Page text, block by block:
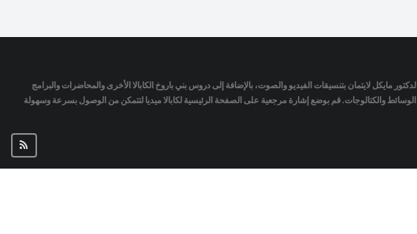
مايكل لايتمان بتنسيقات الفيديو والصوت، بالإضافة إلى دروس بني باروخ الكابالا الأخرى والمحاضرات والبرامج
والكتالوجات. قم بوضع إشارة مرجعية على الصفحة الرئيسية لكابالا ميديا لتتمكن من الوصول بسرعة وسهولة